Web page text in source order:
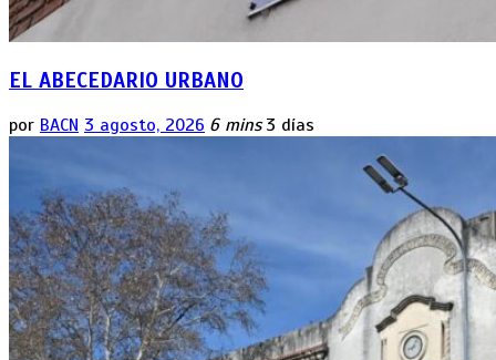
EL ABECEDARIO URBANO
por BACN 3 agosto, 2026 6 mins 3 días